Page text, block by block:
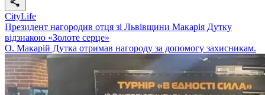
CityLife
Президент нагородив отця зі Львівщини Макарія Дутку
відзнакою «Золоте серце»
О. Макарій Дутка отримав нагороду за допомогу захисникам.